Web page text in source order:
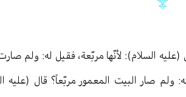
السلام): لأنّها مربّعة، فقيل له: ولم
ولم صار البيت المعمور مربّعاً؟ قال (عليه